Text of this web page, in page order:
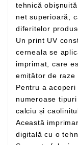
tehnică
net superioară, cât și versarilitatea sa pe imprimarea
Un print UV constă într-o tehnică de printare prin care
cerneala se aplică pe un
imprimat, care
emițător de raze
Pentru a acoperi toată suprafața printată sunt utilizate
numeroase tipuri de compuși, incluzând
calciu și
Această
digitală cu o